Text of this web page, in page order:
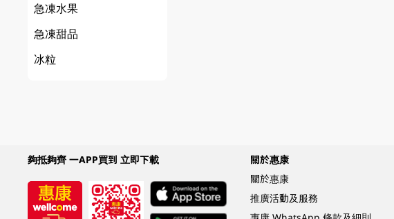
急凍水果
急凍甜品
冰粒
夠抵夠齊 一APP買到 立即下載
關於惠康
關於惠康
推廣活動及服務